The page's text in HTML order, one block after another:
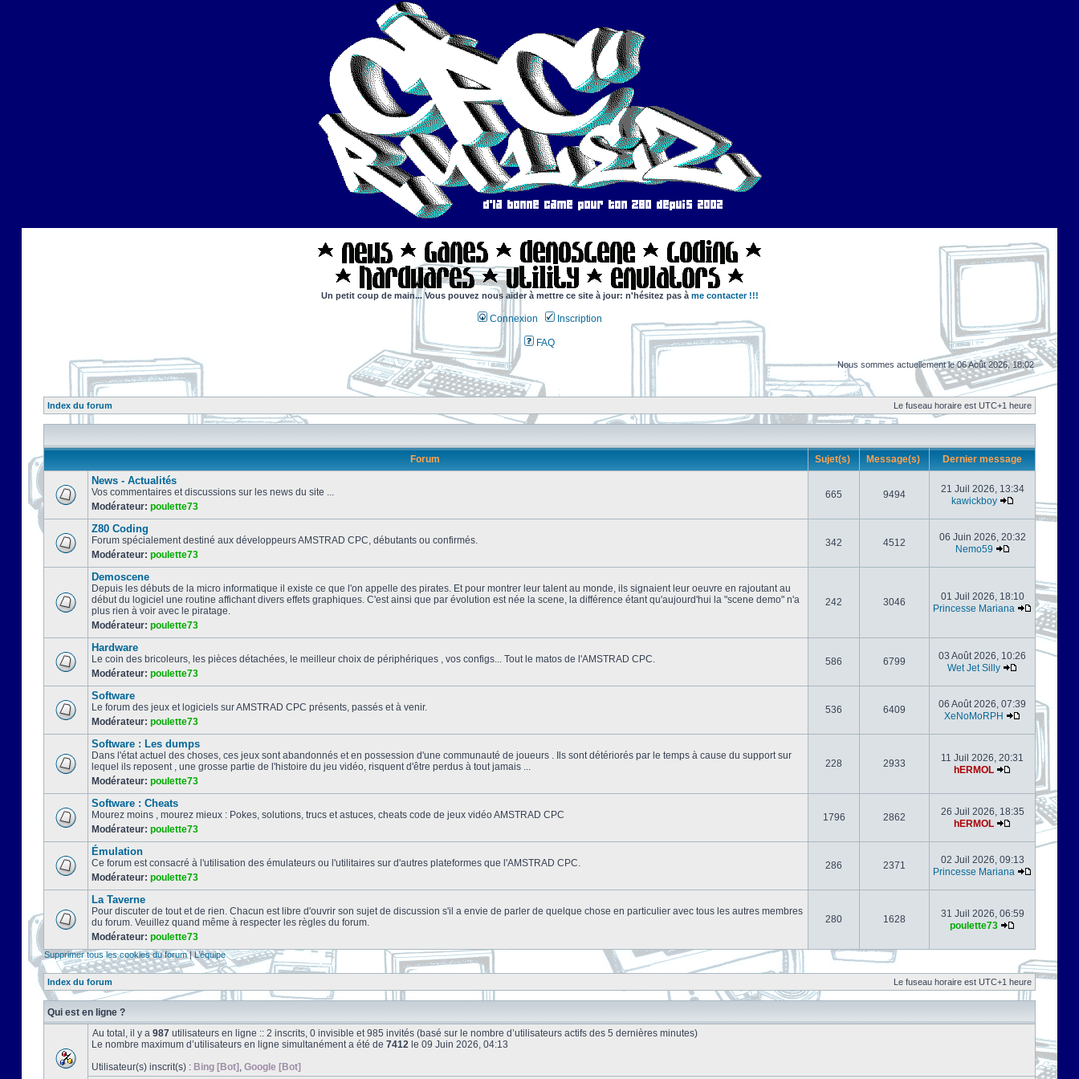
Un petit coup de main... Vous pouvez nous aider à mettre ce site à jour: n'hésitez pas à me contacter !!!
Connexion Inscription
FAQ
Nous sommes actuellement le 06 Août 2026, 18:02
Index du forum Le fuseau horaire est UTC+1 heure
Forum Sujet(s) Message(s) Dernier message
News - Actualités
Vos commentaires et discussions sur les news du site ...
Modérateur: poulette73
665 9494
21 Juil 2026, 13:34
kawickboy
Z80 Coding
Forum spécialement destiné aux développeurs AMSTRAD CPC, débutants ou confirmés.
Modérateur: poulette73
342 4512
06 Juin 2026, 20:32
Nemo59
Demoscene
Depuis les débuts de la micro informatique il existe ce que l'on appelle des pirates. Et pour montrer leur talent au monde, ils signaient leur oeuvre en rajoutant au
début du logiciel une routine affichant divers effets graphiques. C'est ainsi que par évolution est née la scene, la différence étant qu'aujourd'hui la "scene demo" n'a
plus rien à voir avec le piratage.
Modérateur: poulette73
242 3046
01 Juil 2026, 18:10
Princesse Mariana
Hardware
Le coin des bricoleurs, les pièces détachées, le meilleur choix de périphériques , vos configs... Tout le matos de l'AMSTRAD CPC.
Modérateur: poulette73
586 6799
03 Août 2026, 10:26
Wet Jet Silly
Software
Le forum des jeux et logiciels sur AMSTRAD CPC présents, passés et à venir.
Modérateur: poulette73
536 6409
06 Août 2026, 07:39
XeNoMoRPH
Software : Les dumps
Dans l'état actuel des choses, ces jeux sont abandonnés et en possession d'une communauté de joueurs . Ils sont détériorés par le temps à cause du support sur
lequel ils reposent , une grosse partie de l'histoire du jeu vidéo, risquent d'être perdus à tout jamais ...
Modérateur: poulette73
228 2933
11 Juil 2026, 20:31
hERMOL
Software : Cheats
Mourez moins , mourez mieux : Pokes, solutions, trucs et astuces, cheats code de jeux vidéo AMSTRAD CPC
Modérateur: poulette73
1796 2862
26 Juil 2026, 18:35
hERMOL
Émulation
Ce forum est consacré à l'utilisation des émulateurs ou l'utilitaires sur d'autres plateformes que l'AMSTRAD CPC.
Modérateur: poulette73
286 2371
02 Juil 2026, 09:13
Princesse Mariana
La Taverne
Pour discuter de tout et de rien. Chacun est libre d'ouvrir son sujet de discussion s'il a envie de parler de quelque chose en particulier avec tous les autres membres
du forum. Veuillez quand même à respecter les règles du forum.
Modérateur: poulette73
280 1628
31 Juil 2026, 06:59
poulette73
Supprimer tous les cookies du forum|L’équipe
Index du forum Le fuseau horaire est UTC+1 heure
Qui est en ligne ?
Au total, il y a 987 utilisateurs en ligne :: 2 inscrits, 0 invisible et 985 invités (basé sur le nombre d’utilisateurs actifs des 5 dernières minutes)
Le nombre maximum d’utilisateurs en ligne simultanément a été de 7412 le 09 Juin 2026, 04:13
Utilisateur(s) inscrit(s) : Bing [Bot] , Google [Bot]